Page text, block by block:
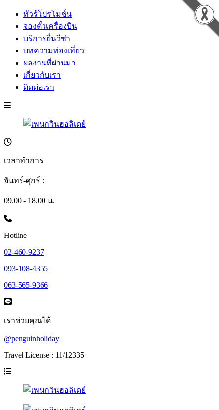
ทัวร์โปรโมชั่น
จองตั๋วเครื่องบิน
บริการยื่นวีซ่า
บทความท่องเที่ยว
ผลงานที่ผ่านมา
เกี่ยวกับเรา
ติดต่อเรา
เวลาทำการ
จันทร์-ศุกร์ :
09.00 - 18.00 น.
Hotline
02-460-9237
093-108-4355
063-565-9366
เราช่วยคุณได้
@penguinholiday
Travel License : 11/12335